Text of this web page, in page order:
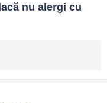
nu alergi cu